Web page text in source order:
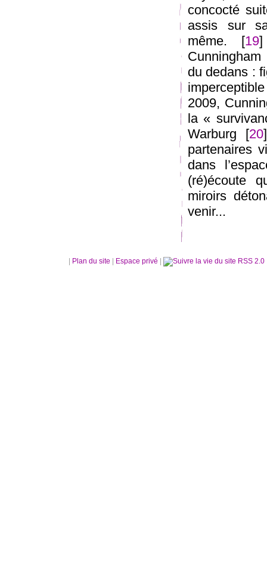
concocté
assis sur
même. [19]
du dedans :
2009,
la «
Warburg [20
partenaires
dans
(ré)écoute
miroirs
venir...
Plan du site Espace privé RSS 2.0